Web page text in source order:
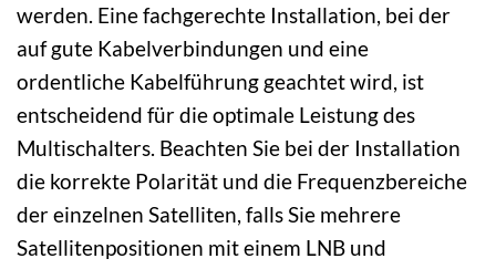
werden. Eine fachgerechte Installation, bei der
auf gute Kabelverbindungen und eine
ordentliche Kabelführung geachtet wird, ist
entscheidend für die optimale Leistung des
Multischalters. Beachten Sie bei der Installation
die korrekte Polarität und die Frequenzbereiche
der einzelnen Satelliten, falls Sie mehrere
Satellitenpositionen mit einem LNB und